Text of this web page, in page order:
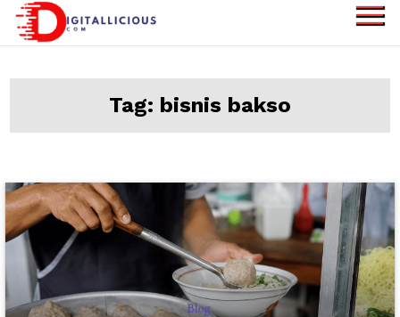
Skip
Information
Tag: bisnis bakso
Blog